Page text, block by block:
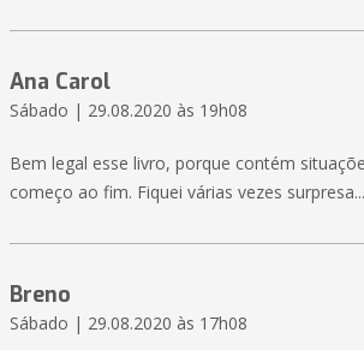
Ana Carol
Sábado | 29.08.2020 às 19h08
Bem legal esse livro, porque contém
começo ao fim. Fiquei várias vezes
Breno
Sábado | 29.08.2020 às 17h08